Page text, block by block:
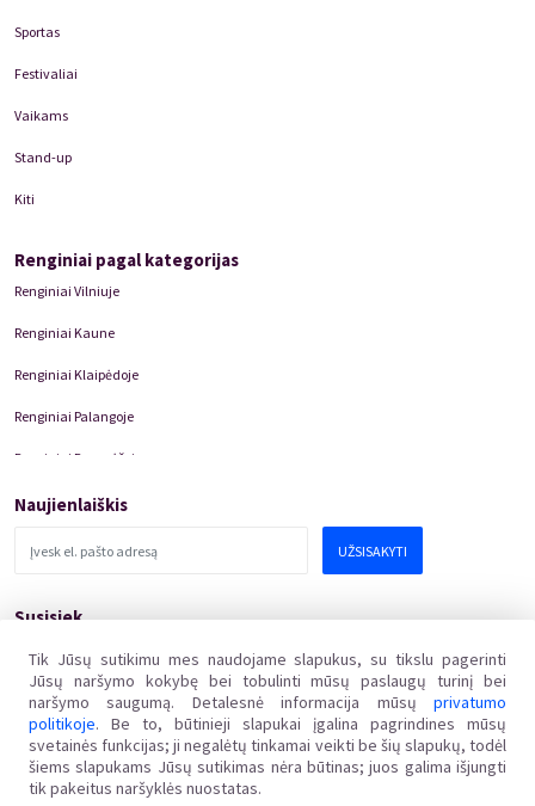
Tik Jūsų sutikimu mes naudojame slapukus, su tikslu pagerinti
Jūsų naršymo kokybę bei tobulinti mūsų paslaugų turinį bei
naršymo saugumą. Detalesnė informacija mūsų privatumo
politikoje. Be to, būtinieji slapukai įgalina pagrindines mūsų
svetainės funkcijas; ji negalėtų tinkamai veikti be šių slapukų, todėl
šiems slapukams Jūsų sutikimas nėra būtinas; juos galima išjungti
tik pakeitus naršyklės nuostatas.
Sportas
Festivaliai
Vaikams
Stand-up
Kiti
Renginiai pagal kategorijas
Renginiai Vilniuje
Renginiai Kaune
Renginiai Klaipėdoje
Renginiai Palangoje
Renginiai Panevėžyje
Domino Teatro Spektakliai
Naujienlaiškis
UŽSISAKYTI
Susisiek
Adresas:Žalgirio g.135, LT-08217 Vilnius
Įmonės kodas:304769369
PVM mokėtojo kodas :LT100011648218